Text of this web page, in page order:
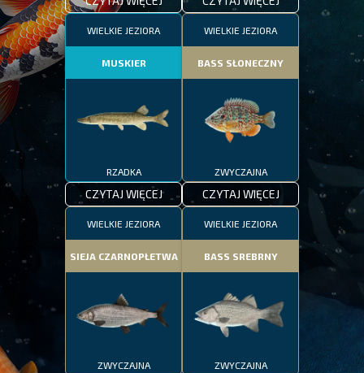
WIELKIE JEZIORA
MUSKIER
RZADKA
CZYTAJ WIĘCEJ
WIELKIE JEZIORA
BASS SŁONECZNY
ZWYCZAJNA
CZYTAJ WIĘCEJ
WIELKIE JEZIORA
SIEJA CZARNOPŁETWA
ZWYCZAJNA
WIELKIE JEZIORA
BASS SREBRNY
ZWYCZAJNA